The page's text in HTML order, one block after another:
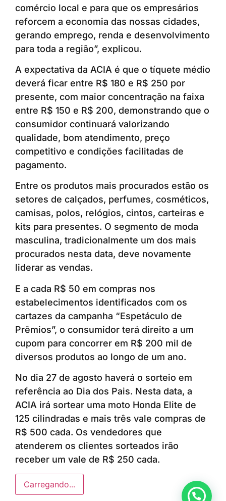
comércio local e para que os empresários
reforcem a economia das nossas cidades,
gerando emprego, renda e desenvolvimento
para toda a região”, explicou.
A expectativa da ACIA é que o tíquete médio
deverá ficar entre R$ 180 e R$ 250 por
presente, com maior concentração na faixa
entre R$ 150 e R$ 200, demonstrando que o
consumidor continuará valorizando
qualidade, bom atendimento, preço
competitivo e condições facilitadas de
pagamento.
Entre os produtos mais procurados estão os
setores de calçados, perfumes, cosméticos,
camisas, polos, relógios, cintos, carteiras e
kits para presentes. O segmento de moda
masculina, tradicionalmente um dos mais
procurados nesta data, deve novamente
liderar as vendas.
E a cada R$ 50 em compras nos
estabelecimentos identificados com os
cartazes da campanha “Espetáculo de
Prêmios”, o consumidor terá direito a um
cupom para concorrer em R$ 200 mil de
diversos produtos ao longo de um ano.
No dia 27 de agosto haverá o sorteio em
referência ao Dia dos Pais. Nesta data, a
ACIA irá sortear uma moto Honda Elite de
125 cilindradas e mais três vale compras de
R$ 500 cada. Os vendedores que
atenderem os clientes sorteados irão
receber um vale de R$ 250 cada.
Carregando...
Anunciar ou recomendar matéria